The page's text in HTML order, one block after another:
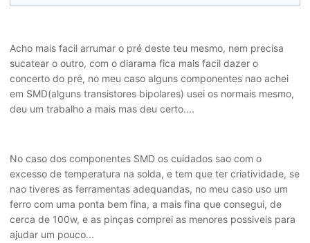
Acho mais facil arrumar o pré deste teu mesmo, nem precisa
sucatear o outro, com o diarama fica mais facil dazer o
concerto do pré, no meu caso alguns componentes nao achei
em SMD(alguns transistores bipolares) usei os normais mesmo,
deu um trabalho a mais mas deu certo....
No caso dos componentes SMD os cuidados sao com o
excesso de temperatura na solda, e tem que ter criatividade, se
nao tiveres as ferramentas adequandas, no meu caso uso um
ferro com uma ponta bem fina, a mais fina que consegui, de
cerca de 100w, e as pinças comprei as menores possiveis para
ajudar um pouco...